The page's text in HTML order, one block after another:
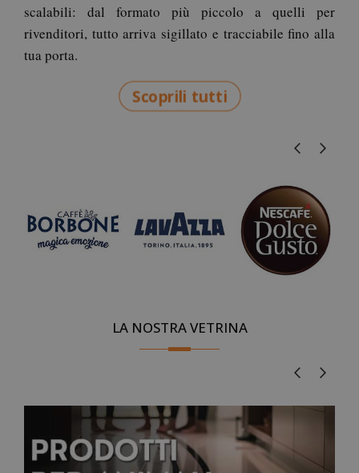
scalabili: dal formato più piccolo a quelli per
rivenditori, tutto arriva sigillato e tracciabile fino alla
tua porta.
Scoprili tutti
LA NOSTRA VETRINA